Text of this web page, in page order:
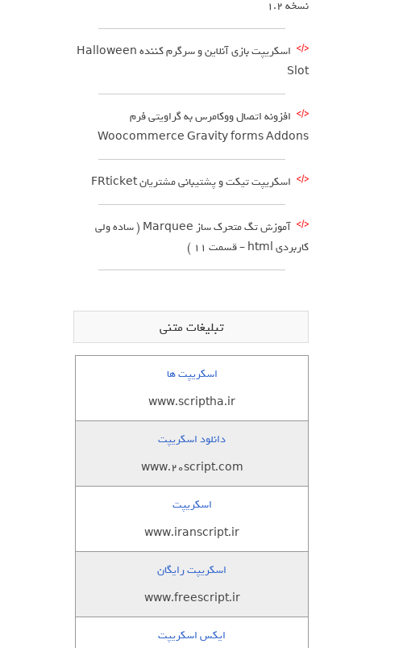
نسخه 1.2
اسکریپت بازی آنلاین و سرگرم کننده Halloween
Slot
افزونه اتصال ووکامرس به گراویتی فرم
Woocommerce Gravity forms Addons
اسکریپت تیکت و پشتیبانی مشتریان FRticket
آموزش تگ متحرک ساز Marquee ( ساده ولی
کاربردی html – قسمت 11 )
تبلیغات متنی
اسکریپت ها
www.scriptha.ir
دانلود اسکریپت
www.20script.com
اسکریپت
www.iranscript.ir
اسکریپت رایگان
www.freescript.ir
ایکس اسکریپت